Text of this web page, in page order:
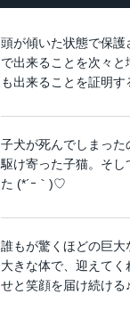
頭が傾いた状態で保護
で出来ることを次々
も出来ることを証明す
子犬が死んでしまっ
駆け寄った子猫。そし
た (*´ｰ｀)♡
誰もが驚くほどの巨大
大きな体で、迎えて
せと笑顔を届け続ける♪